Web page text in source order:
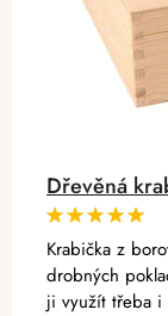
Dřevěná
Krabička z
drobných
ji využít třeba i